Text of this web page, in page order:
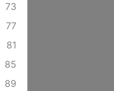
73
77
81
85
89